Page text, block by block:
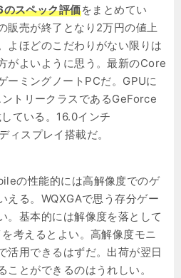
スペック評価をまとめてい
販売が終了となり2万円の値上
よほどのこだわりがない限りは
がよいように思う。最新のCore
ーミングノートPCだ。GPUに
トリークラスであるGeForce
ている。16.0インチ
スプレイ搭載だ。
の性能的には高解像度でのゲ
える。WQXGAで思う存分ゲー
。基本的には解像度を落として
考えるとよい。高解像度モニ
活用できるはずだ。出荷が翌日
ことができるのはうれしい。